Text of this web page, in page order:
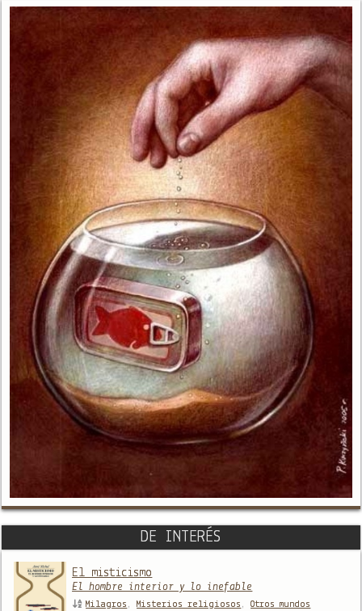
DE INTERÉS
El misticismo
El hombre interior y lo inefable
Milagros , Misterios religiosos ,Otros mundos